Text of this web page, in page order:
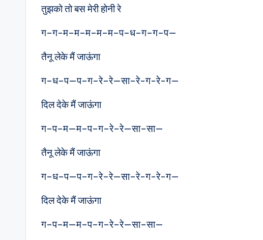
तुझको तो बस मेरी होनी रे
ग–ग-म–म–म–म–म–प–ध–ग–ग–प—
तैनू लेके मैं जाऊंगा
ग–ध–प—प–ग–रे–रे—सा–रे-ग-रे-ग—
दिल देके मैं जाऊंगा
ग–प–म—म–प–ग–रे–रे—सा–सा—
तैनू लेके मैं जाऊंगा
ग–ध–प—प–ग–रे–रे—सा–रे-ग-रे-ग—
दिल देके मैं जाऊंगा
ग–प–म—म–प–ग–रे–रे—सा–सा—